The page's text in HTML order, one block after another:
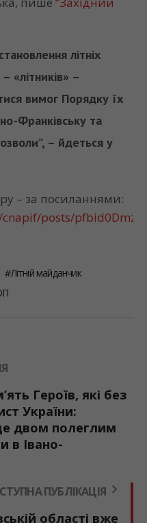
літніх
«літників» –
вимог Порядку їх
Франківську та
– йдеться у
– за посиланнями:
posts/
Літній майданчик
Героїв, які без
України:
двом полеглим
в Івано-
ПУБЛІКАЦІЯ
області вже